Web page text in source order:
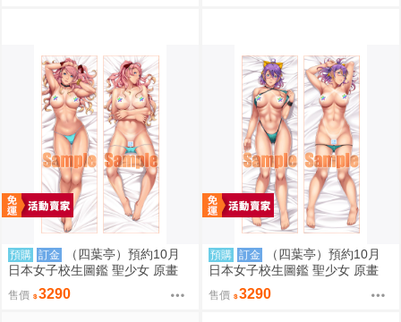
預購 訂金
（四葉亭）預約10月
日本女子校生圖鑑 聖少女 原畫
壬生川ほのか 日曬ver 抱枕套 08
26
售價 3290
預購 訂金
（四葉亭）預約10月
日本女子校生圖鑑 聖少女 原畫
常磐るり 日曬ver 抱枕套 0826
售價 3290